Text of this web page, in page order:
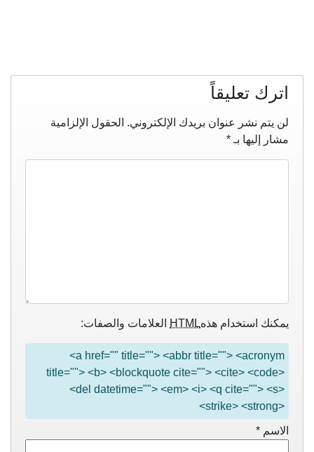
اترك تعليقاً
لن يتم نشر عنوان بريدك الإلكتروني. الحقول الإلزامية
مشار إليها بـ *
يمكنك استخدام هذهHTML العلامات والصفات:
<a href="" title=""> <abbr title=""> <acronym
title=""> <b> <blockquote cite=""> <cite> <code>
<del datetime=""> <em> <i> <q cite=""> <s>
<strike> <strong>
الاسم *